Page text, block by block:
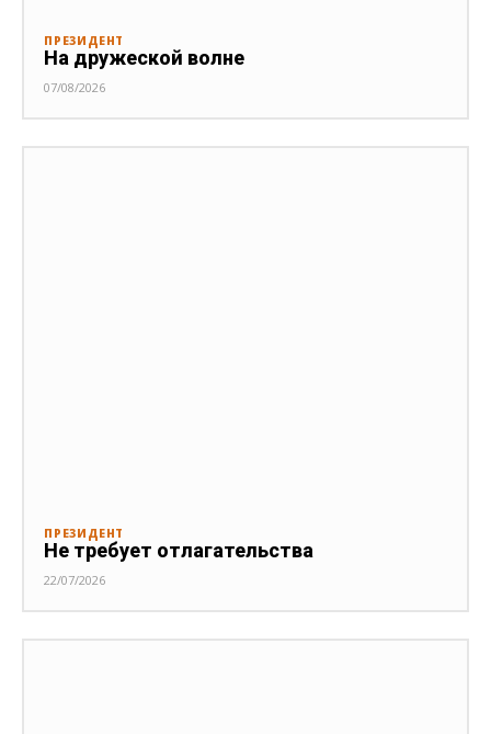
ПРЕЗИДЕНТ
На дружеской волне
07/08/2026
ПРЕЗИДЕНТ
Не требует отлагательства
22/07/2026